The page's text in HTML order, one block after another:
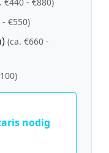
€440 - €880)
- €550)
(ca. €660 -
nodig